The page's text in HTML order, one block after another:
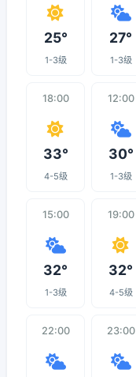
25°
1-3级
27°
1-3级
18:00
33°
4-5级
12:00
30°
1-3级
15:00
32°
1-3级
19:00
32°
4-5级
22:00 23:00